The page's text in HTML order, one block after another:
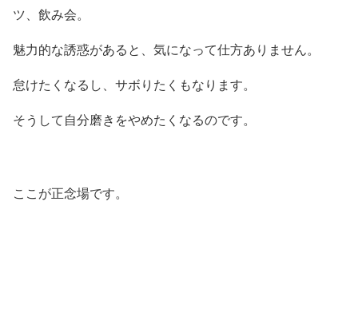
ツ、飲み会。
魅力的な誘惑があると、気になって仕方ありません。
怠けたくなるし、サボりたくもなります。
そうして自分磨きをやめたくなるのです。
ここが正念場です。